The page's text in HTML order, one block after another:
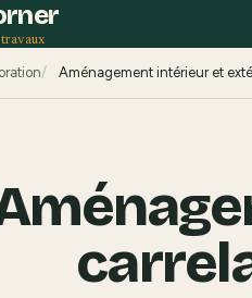
Aménagement intérieur et